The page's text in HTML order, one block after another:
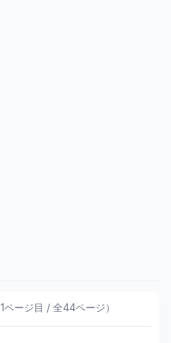
1ページ目 / 全44ページ）